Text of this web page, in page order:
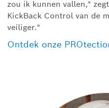
zou ik kunnen vallen,"
KickBack Control van de
veiliger."
Ontdek onze